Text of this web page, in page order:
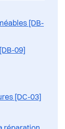
[DB-
09]
[DC-03]